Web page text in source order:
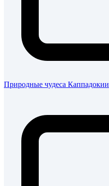
Природные чудеса Каппадокии